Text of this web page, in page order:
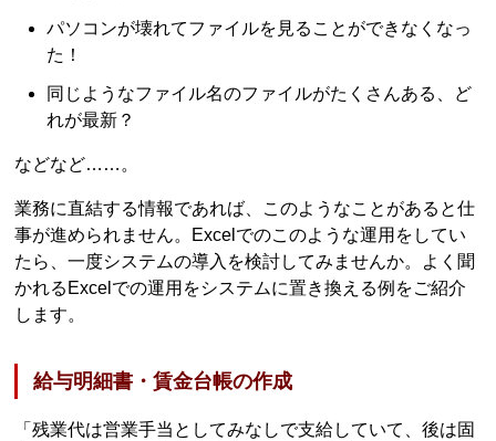
パソコンが壊れてファイルを見ることができなくなっ
た！
同じようなファイル名のファイルがたくさんある、ど
れが最新？
などなど……。
業務に直結する情報であれば、このようなことがあると仕
事が進められません。Excelでのこのような運用をしてい
たら、一度システムの導入を検討してみませんか。よく聞
かれるExcelでの運用をシステムに置き換える例をご紹介
します。
給与明細書・賃金台帳の作成
「残業代は営業手当としてみなしで支給していて、後は固